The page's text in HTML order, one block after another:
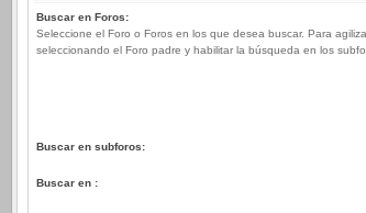
Buscar en Foros:
Seleccione el Foro o Foros en los que desea buscar. Para
seleccionando el Foro padre y habilitar la búsqueda en los
Buscar en subforos:
Buscar en :